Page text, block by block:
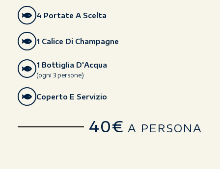
4 Portate A Scelta
1 Calice Di Champagne
1 Bottiglia D'Acqua
(ogni 3 persone)
Coperto E Servizio
40€ A PERSONA